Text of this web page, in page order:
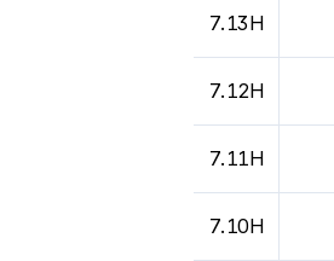
7.13H
7.12H
7.11H
7.10H